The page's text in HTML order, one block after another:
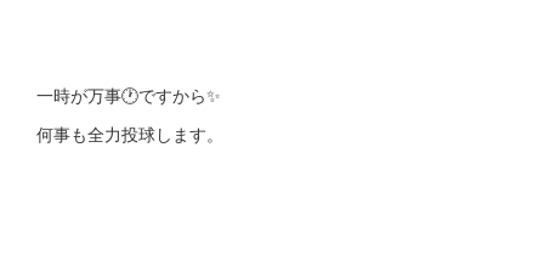
一時が万事🕐ですから✨
何事も全力投球します。